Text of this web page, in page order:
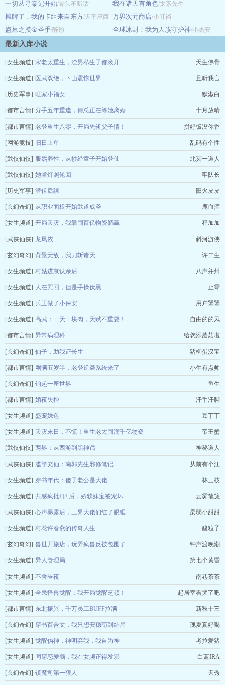
一切从寻秦记开始/骨头不听话 我在诸天有角色/太素先生
摊牌了，我的卡组来自东方/天平座西
红柿
万界次元商店/小叮裆
盗墓之摸金圣手/醉翰 全球冰封：我为人族守护神/小杰安
最新入库小说
[女生频道] 宋老太重生，渣男私生子都滚开 天生佛骨
[女生频道] 医武双绝，下山震惊世界 且听我言
[历史军事] 旺家小福女 默淑白
[都市言情] 分手五年重逢，傅总正在等她离婚 十月放晴
[都市言情] 老登重生八零，开局先斩父子情！ 拼好饭没你香
[网游竞技] 旧日上单 乱码有个性
[武侠仙侠] 服炁养性，从抄经童子开始登仙 北冥一道人
[武侠仙侠] 她掌灯照轮回 牢队长
[历史军事] 潜伏后续 阳火皮皮
[玄幻奇幻] 从职业面板开始武道成圣 鹿血酒
[女生频道] 开局天灾，我靠囤百亿物资躺赢 程加加
[武侠仙侠] 龙凤依 斜河游侠
[玄幻奇幻] 背景无敌，我刀斩诸天 许二生
[女生频道] 村姑进京认亲后 八声并州
[女生频道] 人在咒回，但是手操伏黑 止雩
[女生频道] 兵王做了小保安 用户犟犟
[女生频道] 高武：一天一块肉，天赋不重要！ 自由的的风
[都市言情] 异常病理科 给您添蘑菇啦
[玄幻奇幻] 仙子，助我证长生 猪柳蛋汉宝
[都市言情] 刚满五岁半，老登逆袭系统来了 小生有点帅
[玄幻奇幻] 钓起一座世界 鱼生
[都市言情] 婚夜失控 汗手汗脚
[女生频道] 盛宠姝色 豆丁丁
[女生频道] 天灾末日，不慌！重生老太囤满千亿物资 帝王蟹
[武侠仙侠] 两界：从西游到黑神话 神秘道人
[武侠仙侠] 滥竽充仙：南郭先生邪修笔记 从前有个江
[女生频道] 穿书年代：傻子老公是大佬 林三枝
[女生频道] 共感疯批F四后，娇软妹宝被宠坏 云雾笔笺
[武侠仙侠] 心声暴露后，三界大佬们红了眼眶 柔弱小甜甜
[女生频道] 村花许春燕的传奇人生 酸粒子
[玄幻奇幻] 兽世开旅店，玩弄疯兽反被包围了 钟声渡晚潮
[女生频道] 异人管理局 第七个黄昏
[女生频道] 不舍昼夜 南巷茶茶
[女生频道] 全民怪兽觉醒：我开局觉醒芝顿！ 起居室看哭了吧
[都市言情] 东北振兴，千万员工BUFF拉满 新秋十三
[玄幻奇幻] 穿书百合文，我只想安稳苟到结局 瑰夏真好喝
[女生频道] 觉醒伪神，神明弃我，我自为神 考拉爱猪
[女生频道] 同穿恋爱脑，我在女频正得发邪 白蓝IRA
[玄幻奇幻] 镇魔司第一狠人 天秀